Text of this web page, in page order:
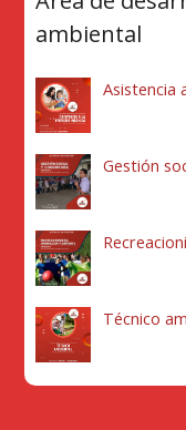
ambiental
Asistencia
Gestión
Técnico